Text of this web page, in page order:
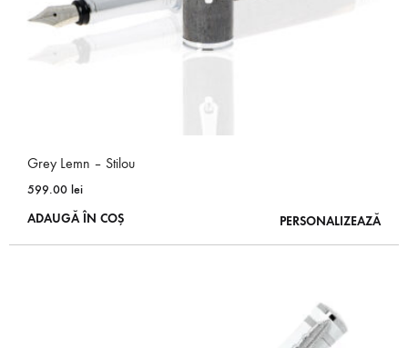
Grey Lemn – Stilou
599.00 lei
ADAUGĂ ÎN COȘ
PERSONALIZEAZĂ